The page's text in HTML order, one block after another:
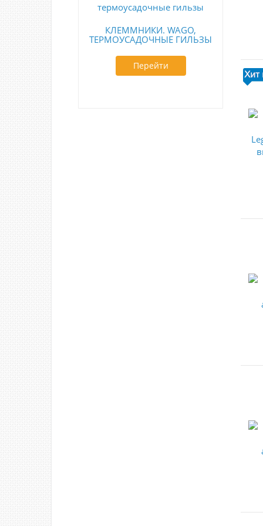
КЛЕММНИКИ. WAGO,
ТЕРМОУСАДОЧНЫЕ ГИЛЬЗЫ
Перейти